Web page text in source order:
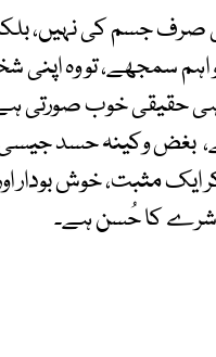
جسم کی نہیں، بلکہ
اہم سمجھے، تو وہ
حقیقی خوب صورتی
بغض وکینہ حسد جیسی
ایک مثبت، خوش بودار
کا حُسن ہے۔